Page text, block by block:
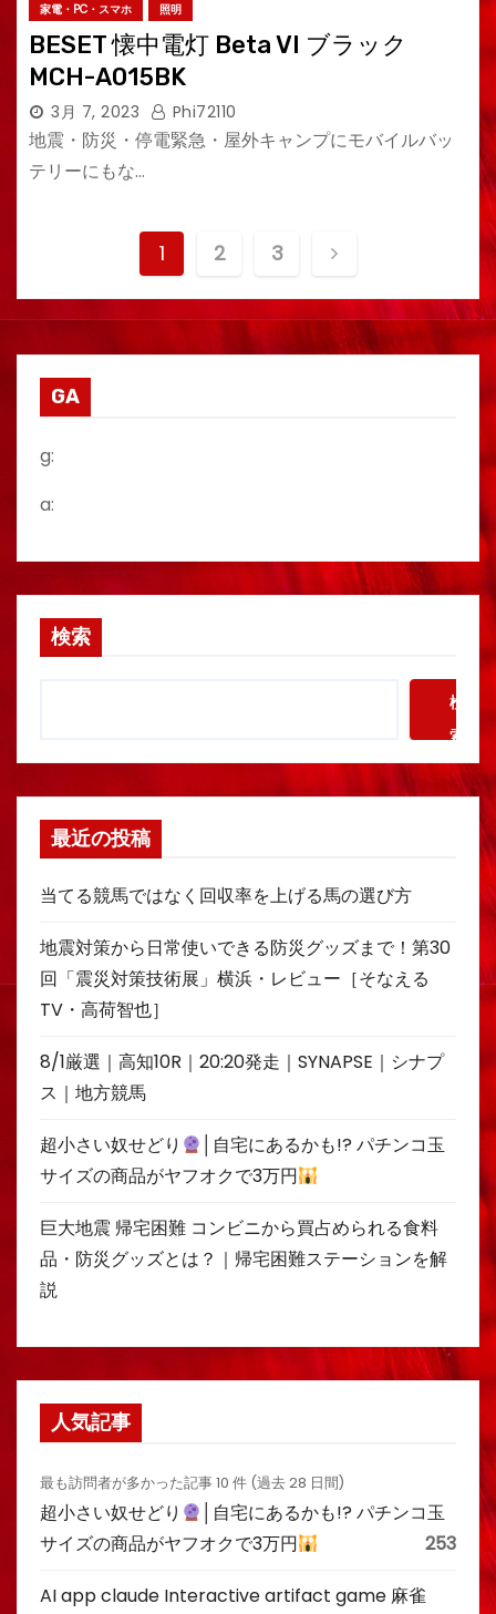
家電・PC・スマホ 照明
BESET 懐中電灯 Beta VI ブラック
MCH-A015BK
3月 7, 2023 Phi72110
地震・防災・停電緊急・屋外キャンプにモバイルバッ
テリーにもな…
投
稿
の
1 2 3
GA
g:
a:
検索
検
索
最近の投稿
当てる競馬ではなく回収率を上げる馬の選び方
地震対策から日常使いできる防災グッズまで！第30
回「震災対策技術展」横浜・レビュー［そなえる
TV・高荷智也］
8/1厳選｜高知10R｜20:20発走｜SYNAPSE｜シナプ
ス｜地方競馬
超小さい奴せどり
│自宅にあるかも!? パチンコ玉
サイズの商品がヤフオクで3万円
巨大地震 帰宅困難 コンビニから買占められる食料
品・防災グッズとは？｜帰宅困難ステーションを解
説
人気記事
最も訪問者が多かった記事 10 件 (過去 28 日間)
超小さい奴せどり
│自宅にあるかも!? パチンコ玉
サイズの商品がヤフオクで3万円
253
AI app claude Interactive artifact game 麻雀